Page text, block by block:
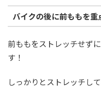
バイクの後に前ももを
前ももをストレッチせず
す！
しっかりとストレッチし